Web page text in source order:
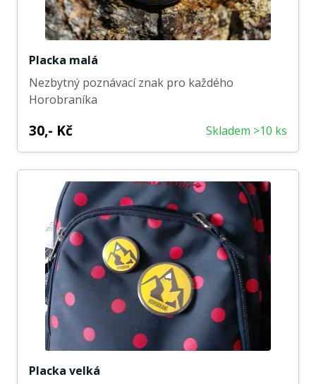
Placka malá
Nezbytný poznávací znak pro každého
Horobraníka
30,- Kč Skladem >10 ks
Placka velká